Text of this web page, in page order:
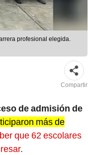
profesional elegida.
Compartir
de admisión de
más de
que 62 escolares
.